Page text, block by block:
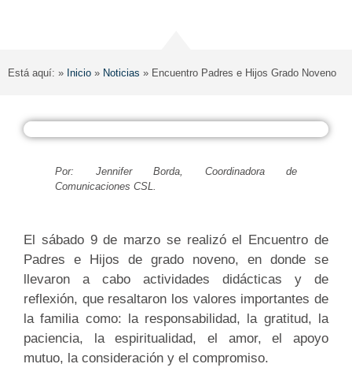
Está aquí: » Inicio » Noticias » Encuentro Padres e Hijos Grado Noveno
Por: Jennifer Borda, Coordinadora de
Comunicaciones CSL.
El sábado 9 de marzo se realizó el Encuentro de
Padres e Hijos de grado noveno, en donde se
llevaron a cabo actividades didácticas y de
reflexión, que resaltaron los valores importantes de
la familia como: la responsabilidad, la gratitud, la
paciencia, la espiritualidad, el amor, el apoyo
mutuo, la consideración y el compromiso.